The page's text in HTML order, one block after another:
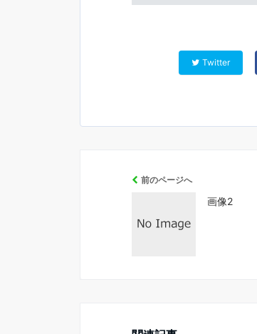
Twitter
前のページへ
画像2